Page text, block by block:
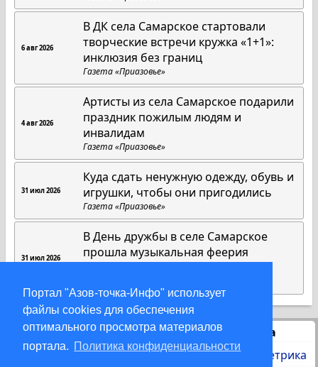
Портал "Азов-точка-Инфо" использует
файлы cookies для обеспечения
оптимального просмотра материалов
портала. Политика конфиденциальности
6 авг 2026
В ДК села Самарское стартовали
творческие встречи кружка «1+1»:
инклюзия без границ
Газета «Приазовье»
4 авг 2026
Артисты из села Самарское подарили
праздник пожилым людям и
инвалидам
Газета «Приазовье»
31 июл 2026
Куда сдать ненужную одежду, обувь и
игрушки, чтобы они пригодились
Газета «Приазовье»
31 июл 2026
В День дружбы в селе Самарское
прошла музыкальная феерия
Статистика